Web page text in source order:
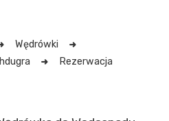
Wędrówki
Rezerwacja